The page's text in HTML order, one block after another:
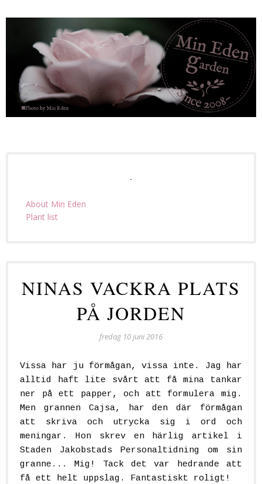
About Min Eden
Plant list
NINAS VACKRA PLATS
PÅ JORDEN
fredag 10 juni 2016
Vissa har ju förmågan, vissa inte. Jag har
alltid haft lite svårt att få mina tankar
ner på ett papper, och att formulera mig.
Men grannen Cajsa, har den där förmågan
att skriva och utrycka sig i ord och
meningar. Hon skrev en härlig artikel i
Staden Jakobstads Personaltidning om sin
granne... Mig! Tack det var hedrande att
få ett helt uppslag. Fantastiskt roligt!